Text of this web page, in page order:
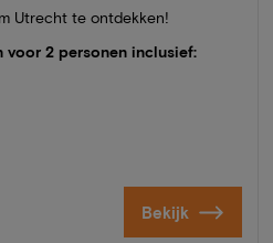
Utrecht te ontdekken!
voor 2 personen inclusief:
Bekijk